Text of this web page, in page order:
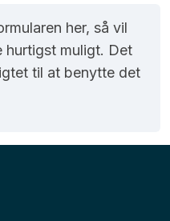
her, så vil
hurtigst muligt. Det
til at benytte det